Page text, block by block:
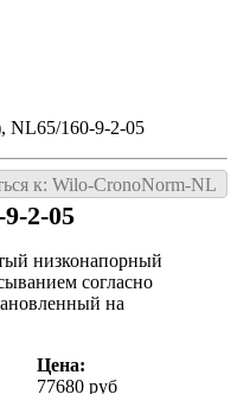
NL65/160-9-2-05
к: Wilo-CronoNorm-NL
2-05
низконапорный
согласно
на
Цена:
77680 руб